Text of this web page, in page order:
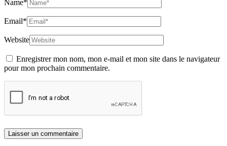
Name*
Email*
Website
Enregistrer mon nom, mon e-mail et mon site dans le navigateur
pour mon prochain commentaire.